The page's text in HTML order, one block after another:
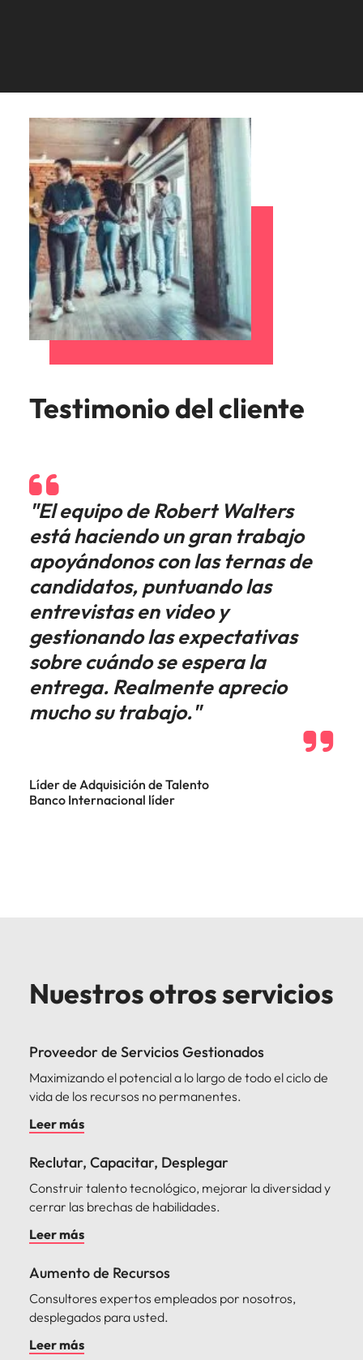
Testimonio del cliente
"El equipo de Robert Walters
está haciendo un gran trabajo
apoyándonos con las ternas de
candidatos, puntuando las
entrevistas en video y
gestionando las expectativas
sobre cuándo se espera la
entrega. Realmente aprecio
mucho su trabajo."
Líder de Adquisición de Talento
Banco Internacional líder
Nuestros otros servicios
Proveedor de Servicios Gestionados
Maximizando el potencial a lo largo de todo el ciclo de
vida de los recursos no permanentes.
Leer más
Reclutar, Capacitar, Desplegar
Construir talento tecnológico, mejorar la diversidad y
cerrar las brechas de habilidades.
Leer más
Aumento de Recursos
Consultores expertos empleados por nosotros,
desplegados para usted.
Leer más